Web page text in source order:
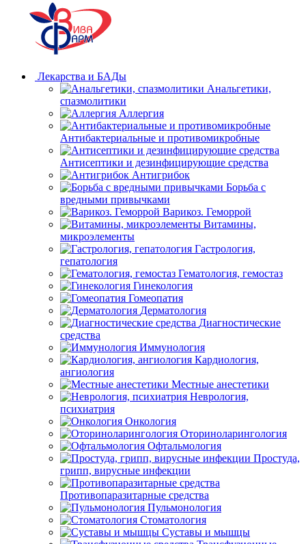
Лекарства и БАДы
Анальгетики,
спазмолитики
Аллергия
Антибактериальные и противомикробные
Антисептики и дезинфицирующие средства
Антигрибок
Борьба с
вредными привычками
Варикоз. Геморрой
Витамины,
микроэлементы
Гастрология,
гепатология
Гематология, гемостаз
Гинекология
Гомеопатия
Дерматология
Диагностические
средства
Иммунология
Кардиология,
ангиология
Местные анестетики
Неврология,
психиатрия
Онкология
Оториноларингология
Офтальмология
Простуда,
грипп, вирусные инфекции
Противопаразитарные средства
Пульмонология
Стоматология
Суставы и мышцы